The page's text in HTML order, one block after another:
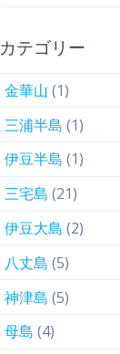
カテゴリー
金華山 (1)
三浦半島 (1)
伊豆半島 (1)
三宅島 (21)
伊豆大島 (2)
八丈島 (5)
神津島 (5)
母島 (4)